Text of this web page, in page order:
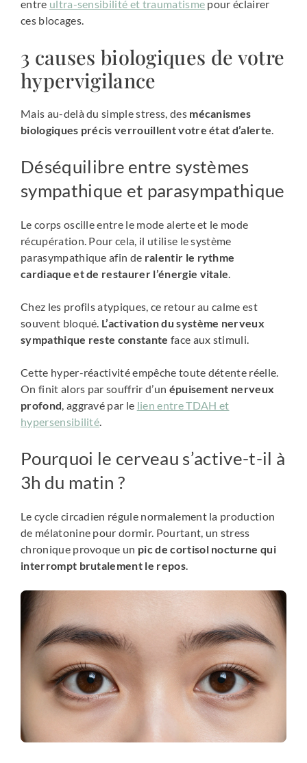
entre ultra-sensibilité et traumatisme pour éclairer
ces blocages.
3 causes biologiques de votre
hypervigilance
Mais au-delà du simple stress, des mécanismes
biologiques précis verrouillent votre état d’alerte.
Déséquilibre entre systèmes
sympathique et parasympathique
Le corps oscille entre le mode alerte et le mode
récupération. Pour cela, il utilise le système
parasympathique afin de ralentir le rythme
cardiaque et de restaurer l’énergie vitale.
Chez les profils atypiques, ce retour au calme est
souvent bloqué. L’activation du système nerveux
sympathique reste constante face aux stimuli.
Cette hyper-réactivité empêche toute détente réelle.
On finit alors par souffrir d’un épuisement nerveux
profond, aggravé par le lien entre TDAH et
hypersensibilité.
Pourquoi le cerveau s’active-t-il à
3h du matin ?
Le cycle circadien régule normalement la production
de mélatonine pour dormir. Pourtant, un stress
chronique provoque un pic de cortisol nocturne qui
interrompt brutalement le repos.